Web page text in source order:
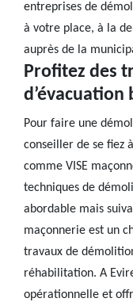
entreprises de
à votre place, à la
auprès de la
Profitez des
d’évacuation
Pour faire une
conseiller de se fiez
comme VISE
techniques de
abordable mais
maçonnerie est un
travaux de
réhabilitation. A
opérationnelle et